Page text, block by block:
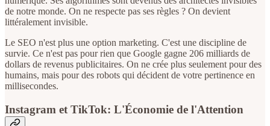
de notre monde. On ne respecte pas ses règles ? On devient
littéralement invisible.
Le SEO n'est plus une option marketing. C'est une discipline de
survie. Ce n'est pas pour rien que Google gagne 206 milliards de
dollars de revenus publicitaires. On ne crée plus seulement pour des
humains, mais pour des robots qui décident de votre pertinence en
millisecondes.
Instagram et TikTok: L'Économie de l'Attention